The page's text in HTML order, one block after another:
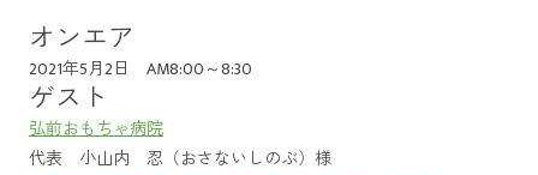
オンエア
2021年5月2日 AM8:00～8:30
ゲスト
弘前おもちゃ病院
代表 小山内 忍（おさないしのぶ）様